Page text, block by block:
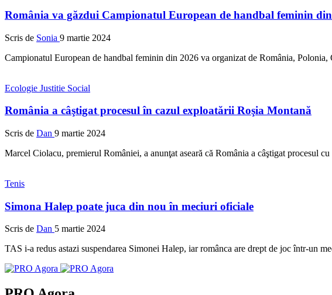
România va găzdui Campionatul European de handbal feminin
Scris de Sonia 9 martie 2024
Campionatul European de handbal feminin din 2026 va organizat de România,
Ecologie Justitie Social
România a câştigat procesul în cazul exploatării Roşia Montană
Scris de Dan 9 martie 2024
Marcel Ciolacu, premierul României, a anunţat aseară că România a câştigat procesul
Tenis
Simona Halep poate juca din nou în meciuri oficiale
Scris de Dan 5 martie 2024
TAS i-a redus astazi suspendarea Simonei Halep, iar românca are drept de joc într-un